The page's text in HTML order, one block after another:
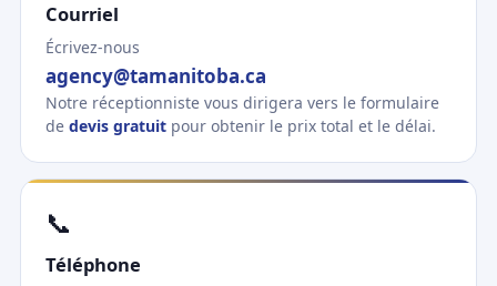
Courriel
Écrivez-nous
agency@tamanitoba.ca
Notre réceptionniste vous dirigera vers le formulaire
de devis gratuitpour obtenir le prix total et le délai.
📞
Téléphone